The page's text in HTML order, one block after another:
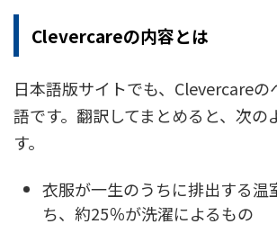
Clevercareの内容とは
日本語版サイトでも、Clevercareの
語です。翻訳してまとめると、次の
す。
衣服が一生のうちに排出する温
ち、約25％が洗濯によるもの